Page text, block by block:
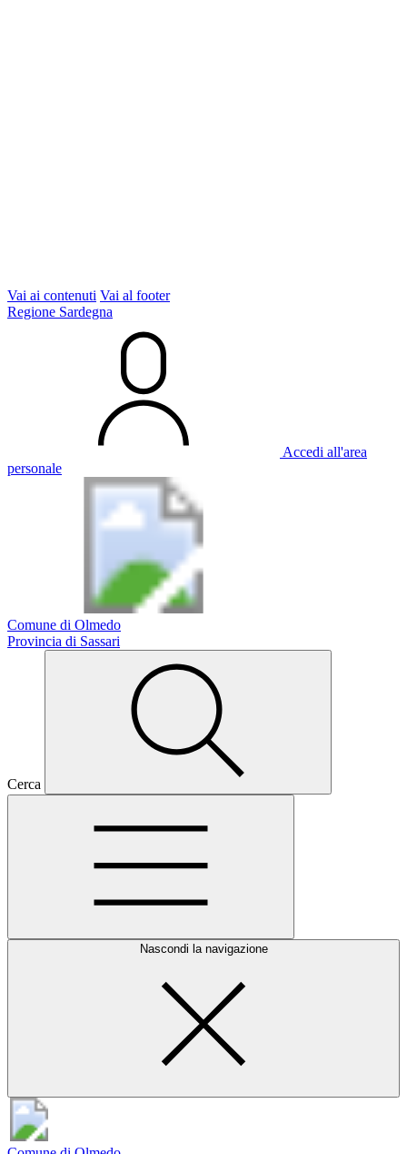
Vai ai contenuti Vai al footer
Regione Sardegna
Accedi all'area
personale
Comune di Olmedo
Provincia di Sassari
Cerca
Nascondi la navigazione